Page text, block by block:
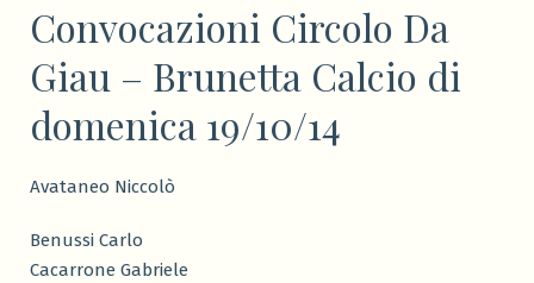
Convocazioni Circolo Da
Giau – Brunetta Calcio di
domenica 19/10/14
Avataneo Niccolò
Benussi Carlo
Cacarrone Gabriele